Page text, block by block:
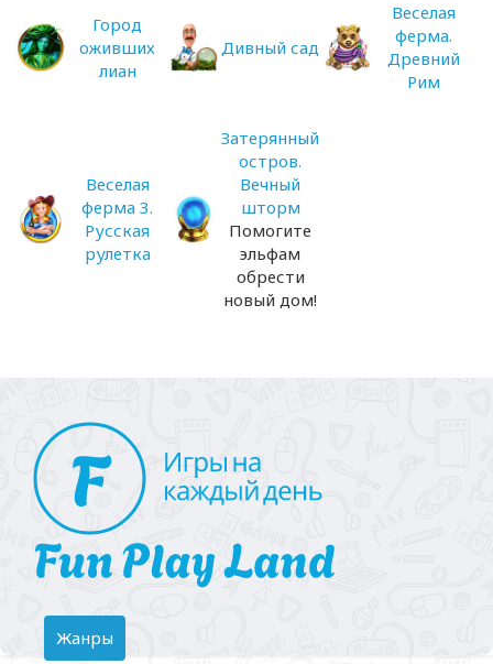
Город
оживших
лиан
Дивный сад
Веселая
ферма.
Древний
Рим
Веселая
ферма 3.
Русская
рулетка
Затерянный
остров.
Вечный
шторм
Помогите
эльфам
обрести
новый дом!
Toggle
Жанры